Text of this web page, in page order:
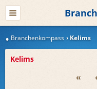
Branchenkompass Kelims
Kelims
«